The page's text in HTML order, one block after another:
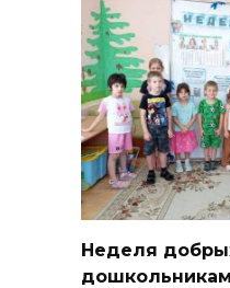
Неделя